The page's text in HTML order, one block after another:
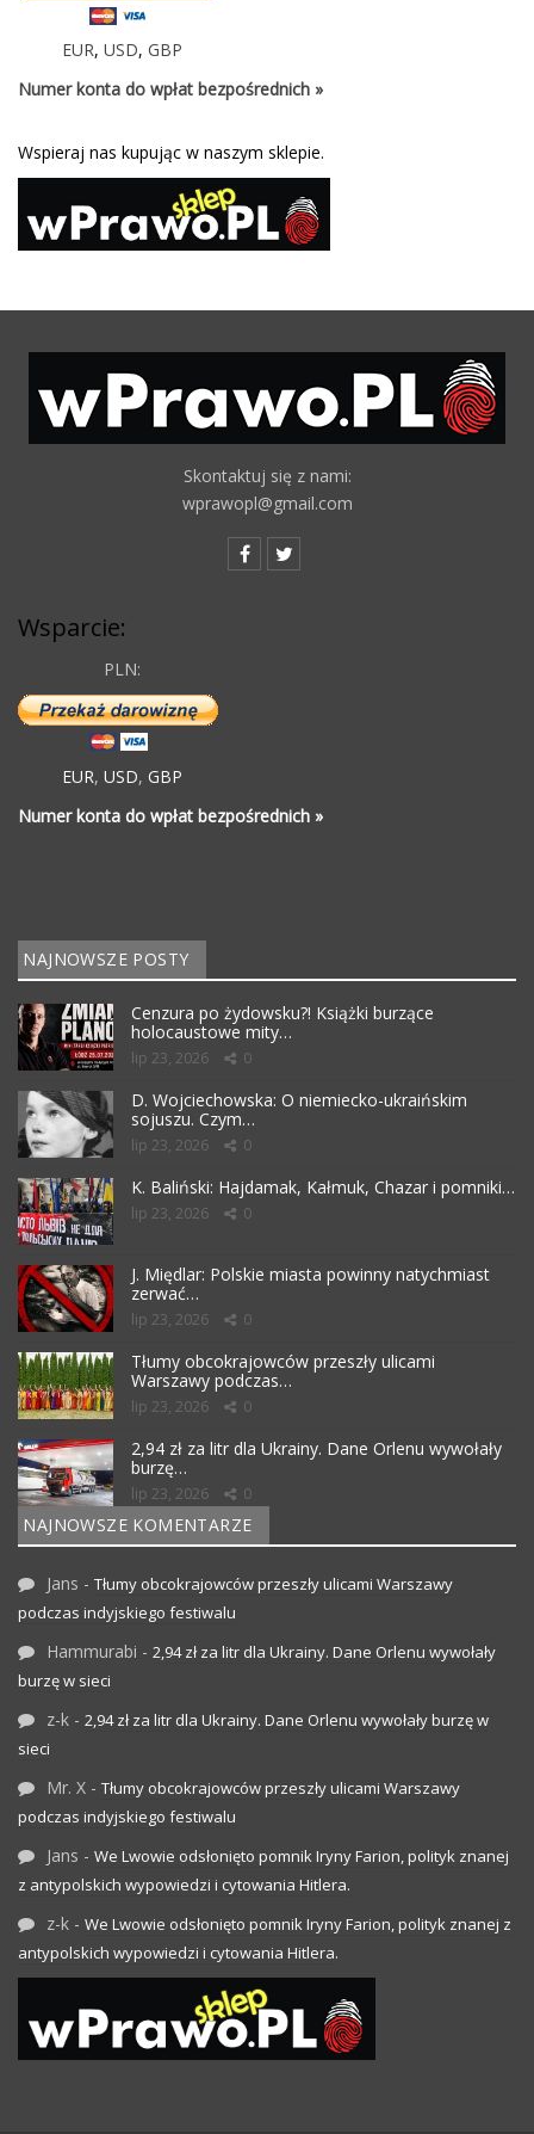
EUR, USD, GBP
Numer konta do wpłat bezpośrednich »
Wspieraj nas kupując w naszym sklepie.
Skontaktuj się z nami:
wprawopl@gmail.com
Wsparcie:
PLN:
EUR, USD, GBP
Numer konta do wpłat bezpośrednich »
NAJNOWSZE POSTY
Cenzura po żydowsku?! Książki burzące
holocaustowe mity…
lip 23, 2026 0
D. Wojciechowska: O niemiecko-ukraińskim
sojuszu. Czym…
lip 23, 2026 0
K. Baliński: Hajdamak, Kałmuk, Chazar i pomniki…
lip 23, 2026 0
J. Międlar: Polskie miasta powinny natychmiast
zerwać…
lip 23, 2026 0
Tłumy obcokrajowców przeszły ulicami
Warszawy podczas…
lip 23, 2026 0
2,94 zł za litr dla Ukrainy. Dane Orlenu wywołały
burzę…
lip 23, 2026 0
NAJNOWSZE KOMENTARZE
Jans - Tłumy obcokrajowców przeszły ulicami Warszawy
podczas indyjskiego festiwalu
Hammurabi - 2,94 zł za litr dla Ukrainy. Dane Orlenu wywołały
burzę w sieci
z-k - 2,94 zł za litr dla Ukrainy. Dane Orlenu wywołały burzę w
sieci
Mr. X - Tłumy obcokrajowców przeszły ulicami Warszawy
podczas indyjskiego festiwalu
Jans - We Lwowie odsłonięto pomnik Iryny Farion, polityk znanej
z antypolskich wypowiedzi i cytowania Hitlera.
z-k - We Lwowie odsłonięto pomnik Iryny Farion, polityk znanej z
antypolskich wypowiedzi i cytowania Hitlera.